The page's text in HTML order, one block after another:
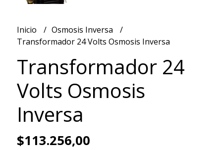
Inicio
Osmosis Inversa
Transformador 24 Volts Osmosis Inversa
Transformador 24
Volts Osmosis
Inversa
$113.256,00